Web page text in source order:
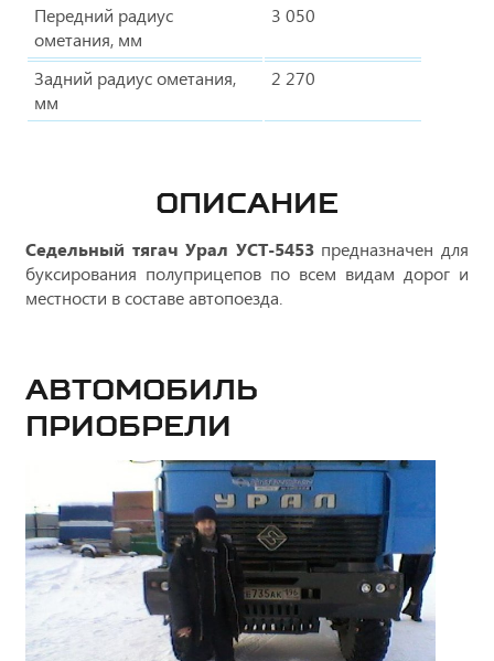
Передний радиус
ометания, мм
3 050
Задний радиус ометания,
мм
2 270
ОПИСАНИЕ
Седельный тягач Урал УСТ-5453предназначен для
буксирования полуприцепов по всем видам дорог и
местности в составе автопоезда.
Автомобиль
приобрели